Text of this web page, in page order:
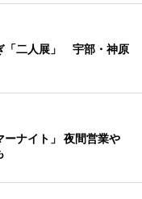
「二人展」 宇部・神原
ナイト」 夜間営業や